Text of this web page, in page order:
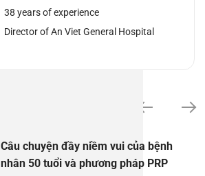
38 years of experience
Director of An Viet General Hospital
Câu chuyện đầy niềm vui của bệnh
nhân 50 tuổi và phương pháp PRP